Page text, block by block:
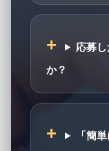
応募
か？
「簡